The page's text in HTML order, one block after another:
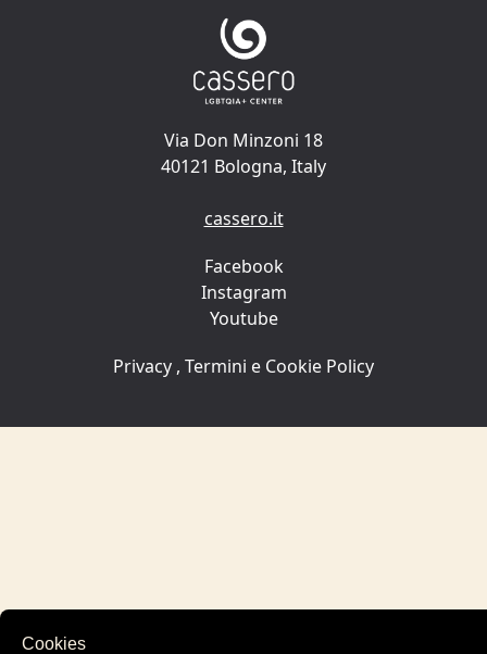
Via Don Minzoni 18
40121 Bologna, Italy
cassero.it
Facebook
Instagram
Youtube
Privacy , Termini e Cookie Policy
Cookies